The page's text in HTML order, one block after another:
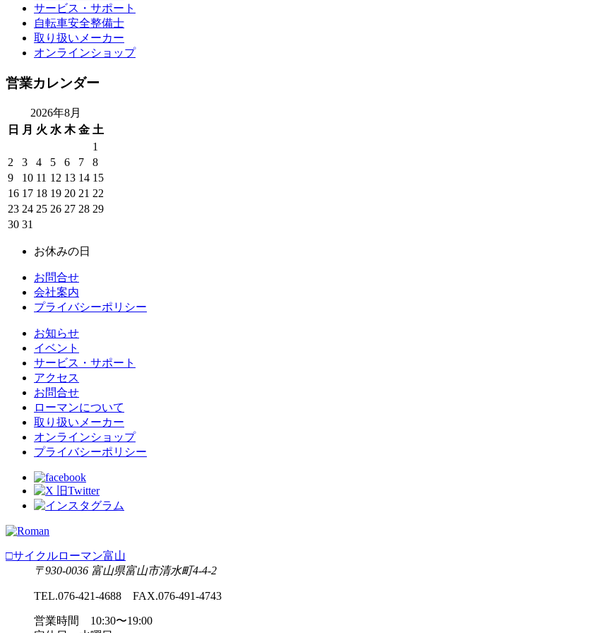
サービス・サポート
自転車安全整備士
取り扱いメーカー
オンラインショップ
営業カレンダー
2026年8月
日
月 火 水 木 金 土
1
2
3 4 5 6 7
8
9
10 11 12 13 14 15
16 17 18 19 20 21 22
23 24 25 26 27 28 29
30 31
お休みの日
お問合せ
会社案内
プライバシーポリシー
お知らせ
イベント
サービス・サポート
アクセス
お問合せ
ローマンについて
取り扱いメーカー
オンラインショップ
プライバシーポリシー
□サイクルローマン富山
〒930-0036 富山県富山市清水町4-4-2
TEL.076-421-4688 FAX.076-491-4743
営業時間 10:30〜19:00